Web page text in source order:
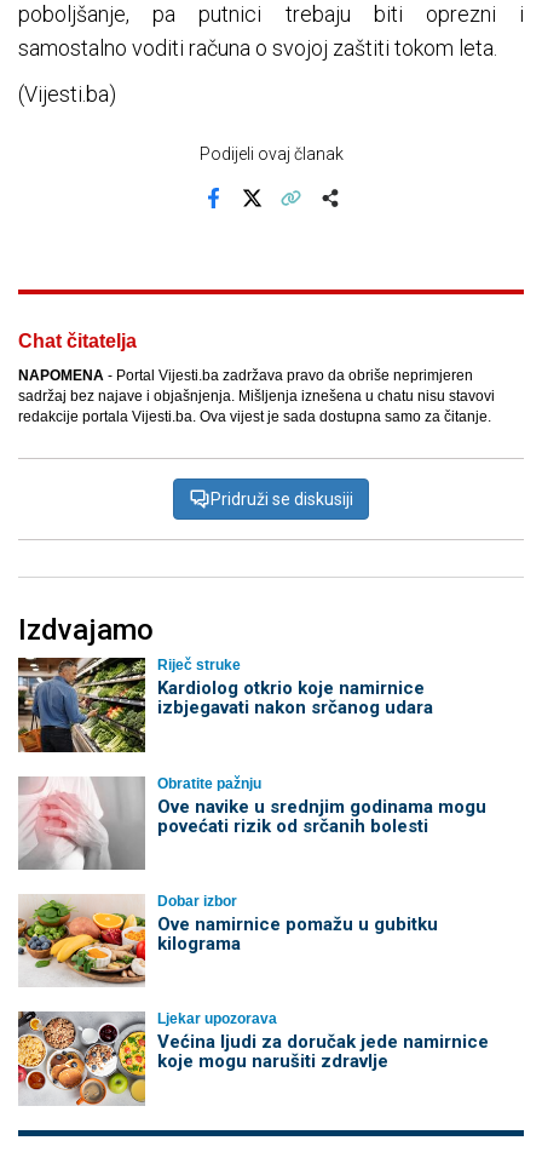
poboljšanje, pa putnici trebaju biti oprezni i
samostalno voditi računa o svojoj zaštiti tokom leta.
(Vijesti.ba)
Podijeli ovaj članak
Chat čitatelja
NAPOMENA - Portal Vijesti.ba zadržava pravo da obriše neprimjeren
sadržaj bez najave i objašnjenja. Mišljenja iznešena u chatu nisu stavovi
redakcije portala Vijesti.ba. Ova vijest je sada dostupna samo za čitanje.
Pridruži se diskusiji
Izdvajamo
Riječ struke
Kardiolog otkrio koje namirnice
izbjegavati nakon srčanog udara
Obratite pažnju
Ove navike u srednjim godinama mogu
povećati rizik od srčanih bolesti
Dobar izbor
Ove namirnice pomažu u gubitku
kilograma
Ljekar upozorava
Većina ljudi za doručak jede namirnice
koje mogu narušiti zdravlje